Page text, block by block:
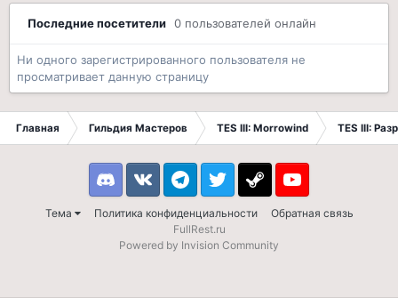
Последние посетители 0 пользователей онлайн
Ни одного зарегистрированного пользователя не
просматривает данную страницу
Главная Гильдия Мастеров TES III: Morrowind TES III:
Тема Политика конфиденциальности Обратная связь
DiscordVK TelegramTwitter Steam Youtube
FullRest.ru
Powered by Invision Community